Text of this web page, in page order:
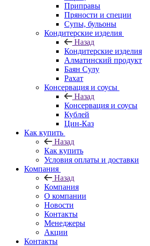
Приправы
Пряности и специи
Супы, бульоны
Кондитерские изделия
Назад
Кондитерские изделия
Алматинский продукт
Баян Сулу
Рахат
Консервация и соусы
Назад
Консервация и соусы
Кублей
Цин-Каз
Как купить
Назад
Как купить
Условия оплаты и доставки
Компания
Назад
Компания
О компании
Новости
Контакты
Менеджеры
Акции
Контакты